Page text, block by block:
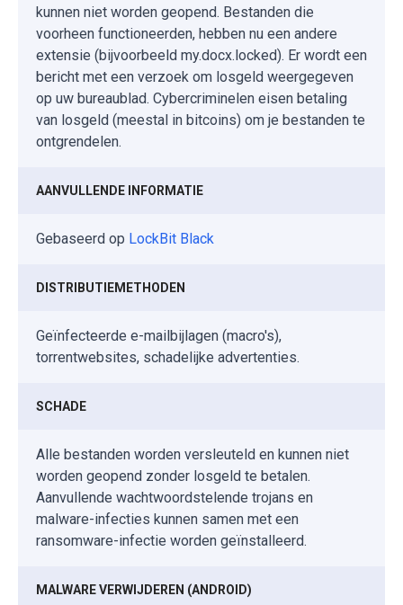
kunnen niet worden geopend. Bestanden die
voorheen functioneerden, hebben nu een andere
extensie (bijvoorbeeld my.docx.locked). Er wordt een
bericht met een verzoek om losgeld weergegeven
op uw bureaublad. Cybercriminelen eisen betaling
van losgeld (meestal in bitcoins) om je bestanden te
ontgrendelen.
AANVULLENDE INFORMATIE
Gebaseerd op LockBit Black
DISTRIBUTIEMETHODEN
Geïnfecteerde e-mailbijlagen (macro's),
torrentwebsites, schadelijke advertenties.
SCHADE
Alle bestanden worden versleuteld en kunnen niet
worden geopend zonder losgeld te betalen.
Aanvullende wachtwoordstelende trojans en
malware-infecties kunnen samen met een
ransomware-infectie worden geïnstalleerd.
MALWARE VERWIJDEREN (ANDROID)